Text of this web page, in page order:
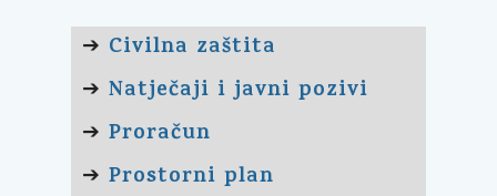
➔ Civilna zaštita
➔ Natječaji i javni pozivi
➔ Proračun
➔ Prostorni plan